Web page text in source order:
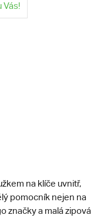
Vás!
na klíče uvnitř,
pomocník nejen na
značky a malá zipová